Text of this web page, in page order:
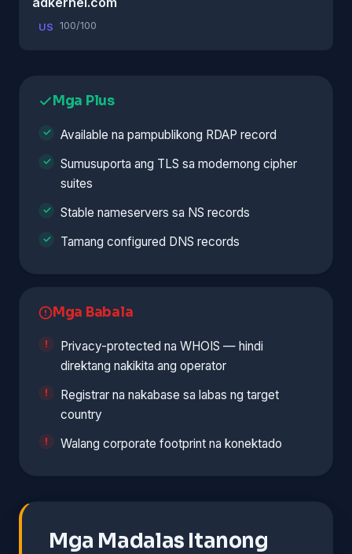
US 100/100
Mga Plus
Available na pampublikong RDAP record
Sumusuporta ang TLS sa modernong cipher
suites
Stable nameservers sa NS records
Tamang configured DNS records
Mga Babala
Privacy-protected na WHOIS — hindi
direktang nakikita ang operator
Registrar na nakabase sa labas ng target
country
Walang corporate footprint na konektado
Mga Madalas Itanong